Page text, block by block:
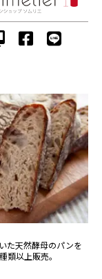
た天然酵母のパンを
類以上販売。